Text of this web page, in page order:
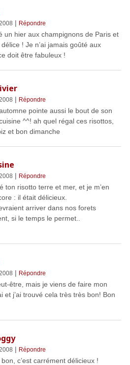
| Répondre
un hier aux champignons de Paris et
! Je n’ai jamais goûté aux
doit être fabuleux !
| Répondre
pointe aussi le bout de son
^^! ah quel régal ces risottos,
et bon dimanche
| Répondre
ton risotto terre et mer, et je m’en
: il était délicieux.
arriver dans nos forets
si le temps le permet..
| Répondre
être, mais je viens de faire mon
et j’ai trouvé cela très très bon! Bon
| Répondre
bon, c’est carrément délicieux !